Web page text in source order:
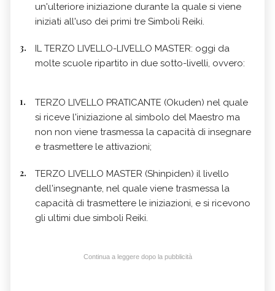
un'ulteriore iniziazione durante la quale si viene
iniziati all'uso dei primi tre Simboli Reiki.
IL TERZO LIVELLO-LIVELLO MASTER: oggi da
molte scuole ripartito in due sotto-livelli, ovvero:
TERZO LIVELLO PRATICANTE (Okuden) nel quale
si riceve l'iniziazione al simbolo del Maestro ma
non non viene trasmessa la capacità di insegnare
e trasmettere le attivazioni;
TERZO LIVELLO MASTER (Shinpiden) il livello
dell'insegnante, nel quale viene trasmessa la
capacità di trasmettere le iniziazioni, e si ricevono
gli ultimi due simboli Reiki.
Continua a leggere dopo la pubblicità